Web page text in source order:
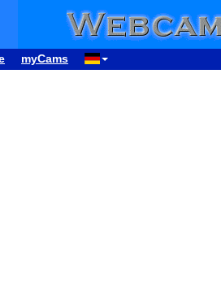
myCams